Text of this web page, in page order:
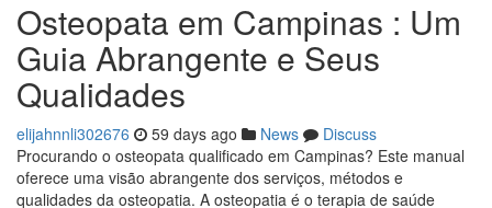
Osteopata em Campinas : Um
Guia Abrangente e Seus
Qualidades
elijahnnli302676 59 days ago News
Discuss
Procurando o osteopata qualificado em Campinas? Este manual
oferece uma visão abrangente dos serviços, métodos e
qualidades da osteopatia. A osteopatia é o terapia de saúde